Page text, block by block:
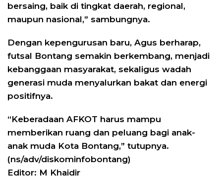
bersaing, baik di tingkat daerah, regional,
maupun nasional,” sambungnya.
Dengan kepengurusan baru, Agus berharap,
futsal Bontang semakin berkembang, menjadi
kebanggaan masyarakat, sekaligus wadah
generasi muda menyalurkan bakat dan energi
positifnya.
“Keberadaan AFKOT harus mampu
memberikan ruang dan peluang bagi anak-
anak muda Kota Bontang,” tutupnya.
(ns/adv/diskominfobontang)
Editor: M Khaidir